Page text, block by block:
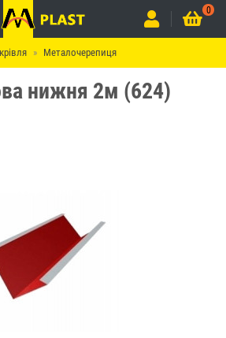
0
Металочерепиця
нижня 2м (624)